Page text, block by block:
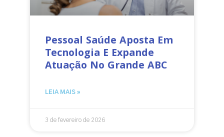
Pessoal Saúde Aposta Em
Tecnologia E Expande
Atuação No Grande ABC
LEIA MAIS »
3 de fevereiro de 2026